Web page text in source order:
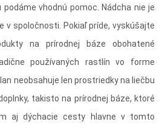
vhodnú pomoc. Nádcha nie je
v spoločnosti. Pokiaľ príde, vyskúšajte
na prírodnej báze obohatené
používaných rastlín vo forme
neobsahuje len prostriedky na liečbu
takisto na prírodnej báze, ktoré
aj dýchacie cesty hlavne v tomto